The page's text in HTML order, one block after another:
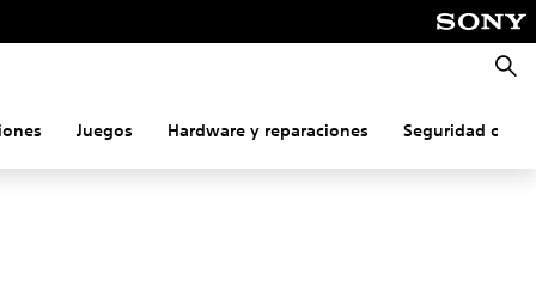
Juegos Hardware y reparaciones Seguridad